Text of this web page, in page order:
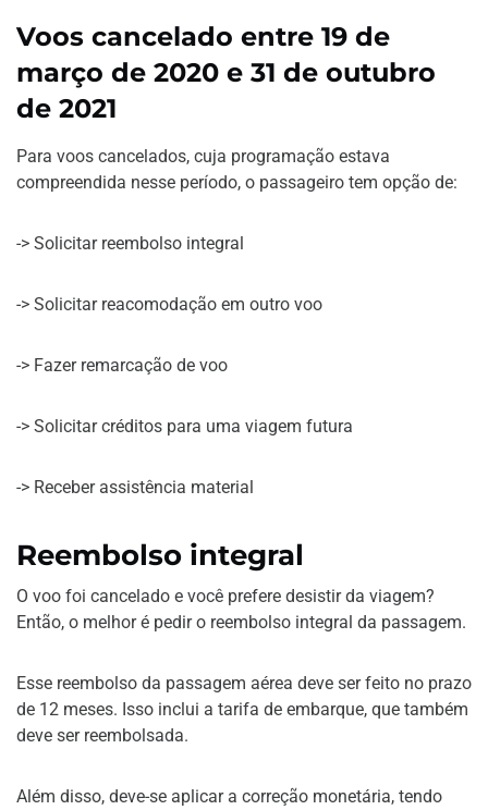
Voos cancelado entre 19 de
março de 2020 e 31 de outubro
de 2021
Para voos cancelados, cuja programação estava
compreendida nesse período, o passageiro tem opção de:
-> Solicitar reembolso integral
-> Solicitar reacomodação em outro voo
-> Fazer remarcação de voo
-> Solicitar créditos para uma viagem futura
-> Receber assistência material
Reembolso integral
O voo foi cancelado e você prefere desistir da viagem?
Então, o melhor é pedir o reembolso integral da passagem.
Esse reembolso da passagem aérea deve ser feito no prazo
de 12 meses. Isso inclui a tarifa de embarque, que também
deve ser reembolsada.
Além disso, deve-se aplicar a correção monetária, tendo